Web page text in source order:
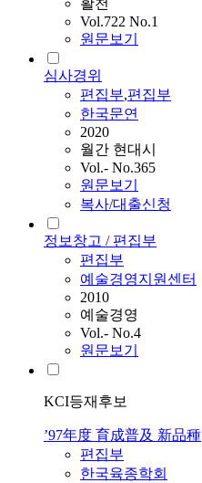
활천
Vol.722 No.1
원문보기
심사경위
편집부,편집부
한국문연
2020
월간 현대시
Vol.- No.365
원문보기
복사/대출신청
정보창고 / 편집부
편집부
예술경영지원센터
2010
예술경영
Vol.- No.4
원문보기
KCI등재후보
’97年度 育成普及 新品種
편집부
한국육종학회